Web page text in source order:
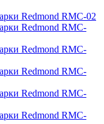
Redmond RMC-02
Redmond RMC-
Redmond RMC-
Redmond RMC-
Redmond RMC-
Redmond RMC-